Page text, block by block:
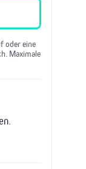
oder eine
Maximale